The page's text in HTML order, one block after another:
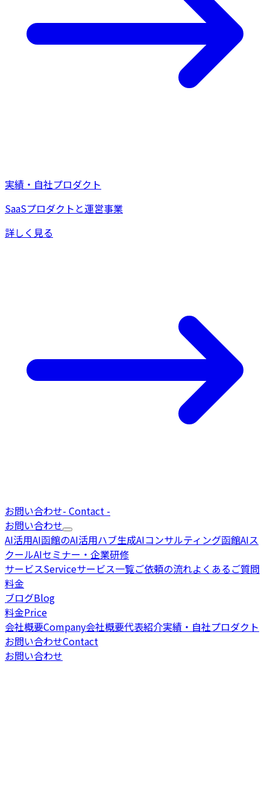
実績・自社プロダクト
SaaSプロダクトと運営事業
詳しく見る
お問い合わせ- Contact -
お問い合わせ
AI活用AI函館のAI活用ハブ生成AIコンサルティング函館AIス
クールAIセミナー・企業研修
サービスServiceサービス一覧ご依頼の流れよくあるご質問
料金
ブログBlog
料金Price
会社概要Company会社概要代表紹介実績・自社プロダクト
お問い合わせContact
お問い合わせ